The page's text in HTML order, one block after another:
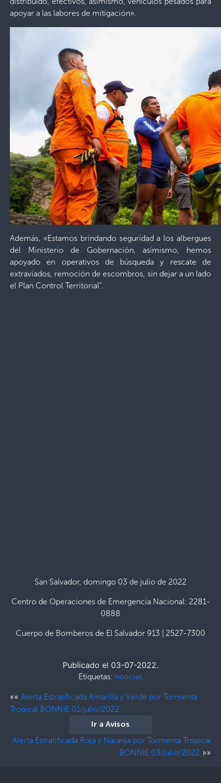
apoyar a las labores de mitigación».
Además, «Estamos brindando seguridad a los albergues
del Ministerio de Gobernación, asimismo, hemos
apoyado en operativos de búsqueda y rescate de
extraviados, remoción de escombros, sin dejar a un lado
el Plan Control Territorial”.
San Salvador, domingo 03 de julio de 2022
Centro de Operaciones de Emergencia Nacional: 2281-
0888
Cuerpo de Bomberos de El Salvador 913 | 2527-7300
Publicado el 03-07-2022.
Etiquetas: noticias
«« Alerta Estratificada Amarilla y Verde por Tormenta
Tropical BONNIE 01/julio/2022
Ir a Avisos
Alerta Estratificada Roja y Naranja por Tormenta Tropical
BONNIE 03/julio/2022 »»